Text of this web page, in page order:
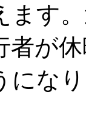
ます
者が
にな